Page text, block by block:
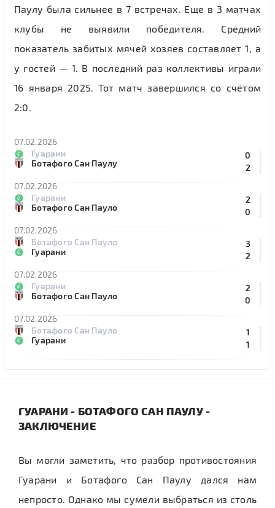
Паулу была сильнее в 7 встречах. Еще в 3 матчах
клубы не выявили победителя. Средний
показатель забитых мячей хозяев составляет 1, а
у гостей — 1. В последний раз коллективы играли
16 января 2025. Тот матч завершился со счётом
2:0.
07.02.2026
Гуарани
0
2
Ботафого Сан Паулу
07.02.2026
Гуарани
2
0
Ботафого Сан Пауло
07.02.2026
Ботафого Сан Пауло
3
2
Гуарани
07.02.2026
Гуарани
2
0
Ботафого Сан Пауло
07.02.2026
Ботафого Сан Пауло
1
1
Гуарани
ГУАРАНИ - БОТАФОГО САН ПАУЛУ -
ЗАКЛЮЧЕНИЕ
Вы могли заметить, что разбор противостояния
Гуарани и Ботафого Сан Паулу дался нам
непросто. Однако мы сумели выбраться из столь